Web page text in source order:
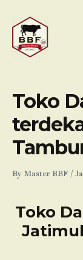
content
Toko
By Master BBF /
Toko